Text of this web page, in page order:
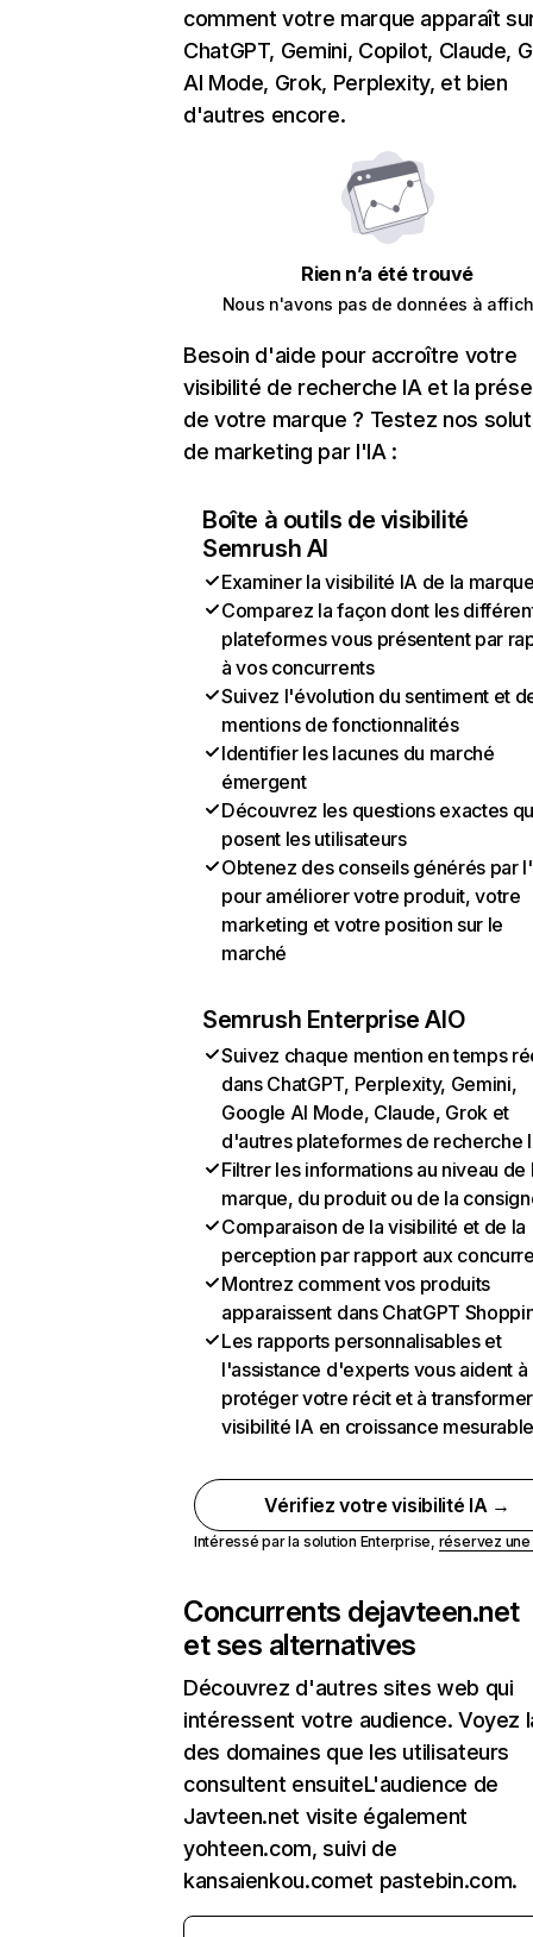
comment votre marque apparaît
ChatGPT, Gemini, Copilot, Claude,
AI Mode, Grok, Perplexity, et bien
d'autres encore.
Rien n’a été trouvé
Nous n'avons pas de données à
Besoin d'aide pour accroître votre
visibilité de recherche IA et la
de votre marque ? Testez nos
de marketing par l'IA :
Boîte à outils de visibilité
Semrush AI
Examiner la visibilité IA de la
Comparez la façon dont les
plateformes vous présentent par
à vos concurrents
Suivez l'évolution du sentiment et
mentions de fonctionnalités
Identifier les lacunes du marché
émergent
Découvrez les questions exactes
posent les utilisateurs
Obtenez des conseils générés par
pour améliorer votre produit, votre
marketing et votre position sur le
marché
Semrush Enterprise AIO
Suivez chaque mention en temps
dans ChatGPT, Perplexity, Gemini,
Google AI Mode, Claude, Grok et
d'autres plateformes de recherche
Filtrer les informations au niveau de
marque, du produit ou de la
Comparaison de la visibilité et de la
perception par rapport aux
Montrez comment vos produits
apparaissent dans ChatGPT
Les rapports personnalisables et
l'assistance d'experts vous aident à
protéger votre récit et à
visibilité IA en croissance
Vérifiez votre visibilité IA →
Intéressé par la solution Enterprise, réservez
Concurrents dejavteen.net
et ses alternatives
Découvrez d'autres sites web qui
intéressent votre audience. Voyez
des domaines que les utilisateurs
consultent ensuiteL'audience de
Javteen.net visite également
yohteen.com, suivi de
kansaienkou.comet pastebin.com.